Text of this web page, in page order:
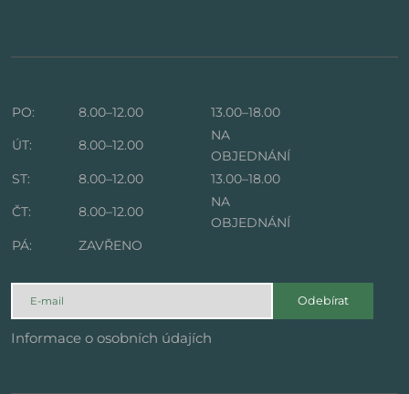
PO: 8.00–12.00
13.00–18.00
ÚT:
8.00–12.00
NA
OBJEDNÁNÍ
ST:
8.00–12.00
13.00–18.00
ČT:
8.00–12.00
NA
OBJEDNÁNÍ
PÁ:
ZAVŘENO
Odebírat
Informace o osobních údajích